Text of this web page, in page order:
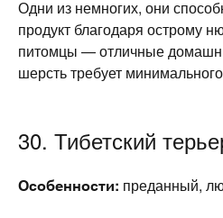
Одни из немногих, они
продукт благодаря острому
питомцы — отличные
шерсть требует
30. Тибетский
Особенности: преданный,